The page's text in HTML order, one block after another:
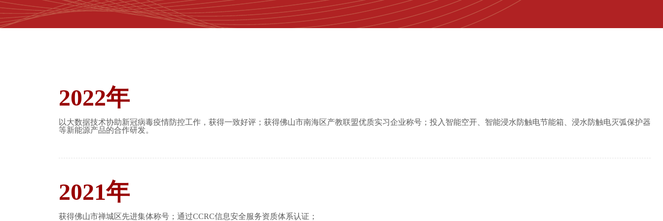
2022年
以大数据技术协助新冠病毒疫情防控工作，获得一致好评；获得佛山市南海区产教联盟优质实习企业称号；投入智能空开、智能浸水防触电节能箱、浸水防触电灭弧保护器
等新能源产品的合作研发。
2021年
获得佛山市禅城区先进集体称号；通过CCRC信息安全服务资质体系认证；